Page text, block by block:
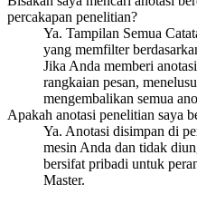
percakapan penelitian?
Ya. Tampilan Semua
yang memfilter
Jika Anda memberi
rangkaian pesan,
mengembalikan semua
Apakah anotasi penelitian saya
Ya. Anotasi disimpan di
mesin Anda dan tidak
bersifat pribadi untuk
Master.